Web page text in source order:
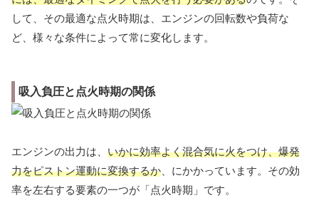
して、その最適な点火時期は、エンジンの回転数や負荷な
ど、様々な条件によって常に変化します。
吸入負圧と点火時期の関係
エンジンの出力は、 いかに効率よく混合気に火をつけ、爆発
力をピストン運動に変換するか 、にかかっています。その効
率を左右する要素の一つが「点火時期」です。